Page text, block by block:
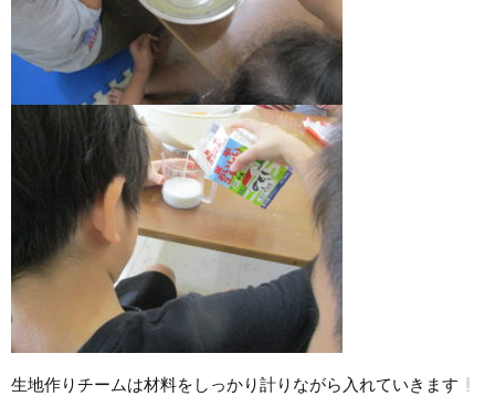
生地作りチームは材料をしっかり計りながら入れていきます